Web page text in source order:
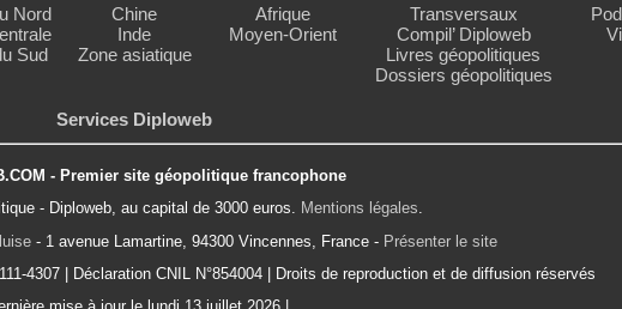
Nord
Sud
Chine
Inde
Zone asiatique
Afrique
Moyen-Orient
Transversaux
Compil’ Diploweb
Livres géopolitiques
Dossiers géopolitiques
Services Diploweb
- Premier site géopolitique francophone
- Diploweb, au capital de 3000 euros. Mentions légales.
- 1 avenue Lamartine, 94300 Vincennes, France - Présenter le site
4307 | Déclaration CNIL N°854004 | Droits de reproduction et de diffusion réservés